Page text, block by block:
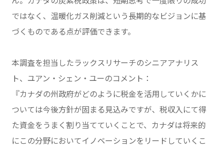
ではなく、温暖化ガス削減という長期的なビジョンに基
づくものである点が評価できます。
本調査を担当したラックスリサーチのシニアアナリス
ト、ユアン・シェン・ユーのコメント：
『カナダの州政府がどのように税金を活用していくかに
ついては今後方針が固まる見込みですが、税収入にて得
た資金をうまく割り当てていくことで、カナダは将来的
にこの分野においてイノベーションをリードしていくこ